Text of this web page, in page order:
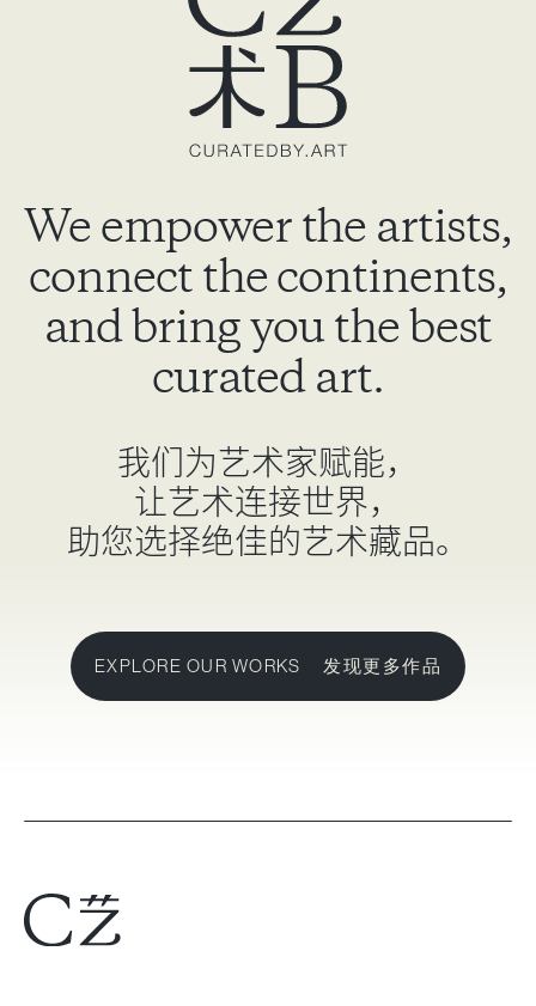
We empower the artists,
connect the continents,
and bring you the best
curated art.
我们为艺术家赋能，
让艺术连接世界，
助您选择绝佳的艺术藏品。
EXPLORE OUR WORKS 发现更多作品